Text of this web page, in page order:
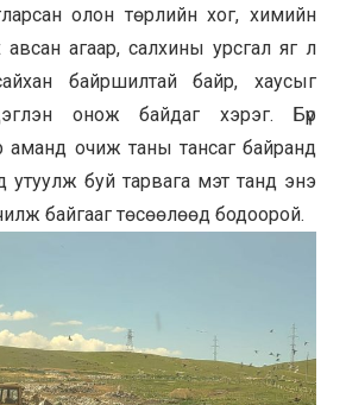
олон төрлийн хог, химийн
авсан агаар, салхины урсгал яг л
байршилтай байр, хаусыг
онож байдаг хэрэг. Бүр
аманд очиж таны тансаг байранд
утуулж буй тарвага мэт танд энэ
байгааг төсөөлөөд бодоорой.